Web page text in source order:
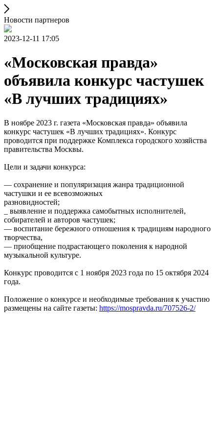
Новости партнеров
2023-12-11 17:05
«Московская правда»
объявила конкурс частушек
«В лучших традициях»
В ноябре 2023 г. газета «Московская правда» объявила
конкурс частушек «В лучших традициях». Конкурс
проводится при поддержке Комплекса городского хозяйства
правительства Москвы.
Цели и задачи конкурса:
— сохранение и популяризация жанра традиционной
частушки и ее всевозможных
разновидностей;
_ выявление и поддержка самобытных исполнителей,
собирателей и авторов частушек;
— воспитание бережного отношения к традициям народного
творчества,
— приобщение подрастающего поколения к народной
музыкальной культуре.
Конкурс проводится с 1 ноября 2023 года по 15 октября 2024
года.
Положение о конкурсе и необходимые требования к участию
размещены на сайте газеты: https://mospravda.ru/707526-2/